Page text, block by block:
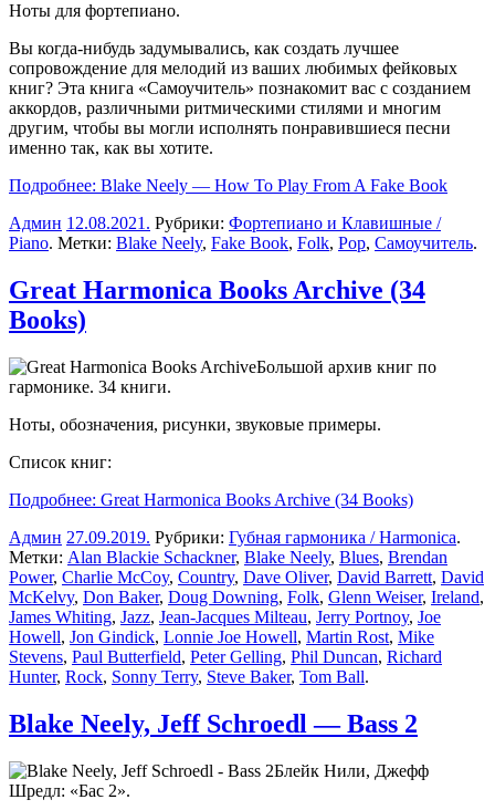
Ноты для фортепиано.
Вы когда-нибудь задумывались, как создать лучшее
сопровождение для мелодий из ваших любимых фейковых
книг? Эта книга «Самоучитель» познакомит вас с созданием
аккордов, различными ритмическими стилями и многим
другим, чтобы вы могли исполнять понравившиеся песни
именно так, как вы хотите.
Подробнее: Blake Neely — How To Play From A Fake Book
Админ 12.08.2021 . Рубрики: Фортепиано и Клавишные /
Piano. Метки: Blake Neely, Fake Book, Folk, Pop, Самоучитель.
Great Harmonica Books Archive (34
Books)
Большой архив книг по
гармонике. 34 книги.
Ноты, обозначения, рисунки, звуковые примеры.
Список книг:
Подробнее: Great Harmonica Books Archive (34 Books)
Админ 27.09.2019. Рубрики: Губная гармоника / Harmonica.
Метки: Alan Blackie Schackner, Blake Neely, Blues, Brendan
Power, Charlie McCoy, Country, Dave Oliver, David Barrett, David
McKelvy, Don Baker, Doug Downing, Folk, Glenn Weiser, Ireland,
James Whiting, Jazz, Jean-Jacques Milteau, Jerry Portnoy, Joe
Howell, Jon Gindick, Lonnie Joe Howell, Martin Rost, Mike
Stevens, Paul Butterfield, Peter Gelling, Phil Duncan, Richard
Hunter, Rock, Sonny Terry, Steve Baker, Tom Ball.
Blake Neely, Jeff Schroedl — Bass 2
Блейк Нили, Джефф
Шредл: «Бас 2».